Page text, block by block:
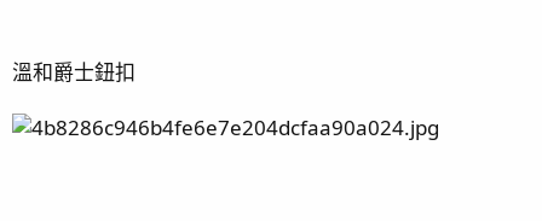
溫和爵士鈕扣